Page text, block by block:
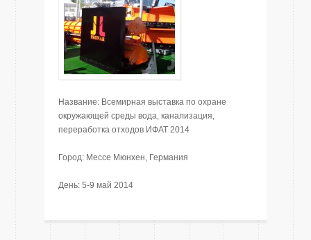
Название: Всемирная выставка по охране
окружающей среды вода, канализация,
переработка отходов ИФАТ 2014
Город: Мессе Мюнхен, Германия
День: 5-9 май 2014